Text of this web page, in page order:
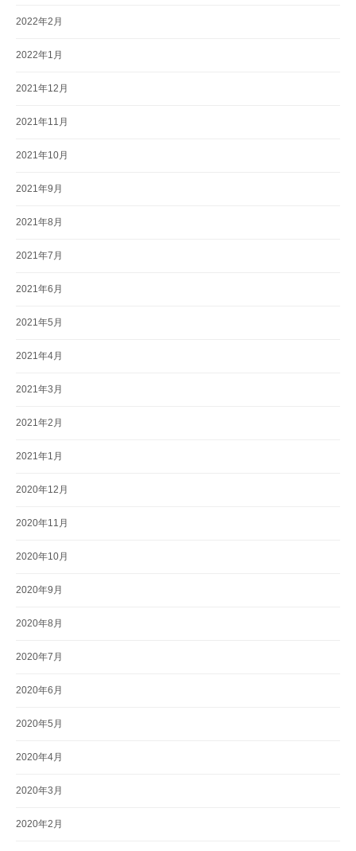
2022年2月
2022年1月
2021年12月
2021年11月
2021年10月
2021年9月
2021年8月
2021年7月
2021年6月
2021年5月
2021年4月
2021年3月
2021年2月
2021年1月
2020年12月
2020年11月
2020年10月
2020年9月
2020年8月
2020年7月
2020年6月
2020年5月
2020年4月
2020年3月
2020年2月